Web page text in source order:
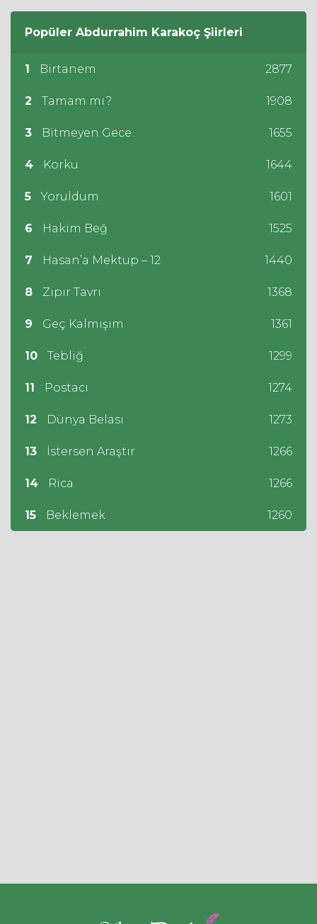
Popüler Abdurrahim Karakoç Şiirleri
1 Birtanem 2877
2 Tamam mı? 1908
3 Bitmeyen Gece 1655
4 Korku 1644
5 Yoruldum 1601
6 Hakim Beğ 1525
7 Hasan’a Mektup – 12 1440
8 Zıpır Tavrı 1368
9 Geç Kalmışım 1361
10 Tebliğ 1299
11 Postacı 1274
12 Dünya Belası 1273
13 İstersen Araştır 1266
14 Rica 1266
15 Beklemek 1260